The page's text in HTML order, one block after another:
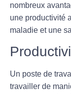
nombreux
une productivité
maladie et une
Un poste de
travailler de